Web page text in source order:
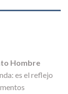
Hombre
es el reflejo